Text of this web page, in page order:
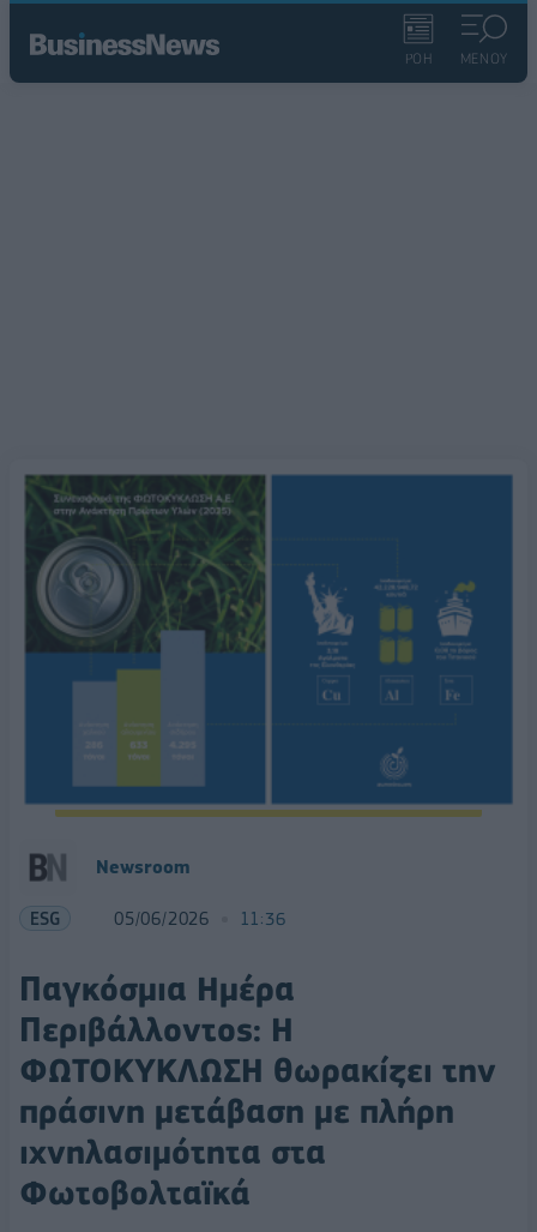
ΡΟΗ ΜΕΝΟΥ
Newsroom
ESG 05/06/2026 11:36
Παγκόσμια Ημέρα
Περιβάλλοντος: Η
ΦΩΤΟΚΥΚΛΩΣΗ θωρακίζει την
πράσινη μετάβαση με πλήρη
ιχνηλασιμότητα στα
Φωτοβολταϊκά